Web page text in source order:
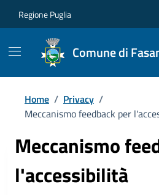
Regione Puglia
Comune di
Home / Privacy /
Meccanismo feedback per
Meccanismo
l'accessibilità